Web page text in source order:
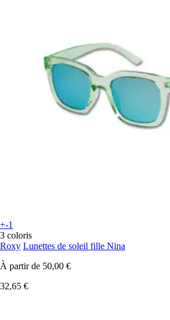
+-1
3 coloris
Roxy Lunettes de soleil fille Nina
À partir de 50,00 €
32,65 €